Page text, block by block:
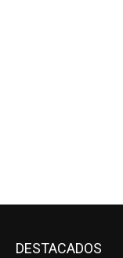
DESTACADOS